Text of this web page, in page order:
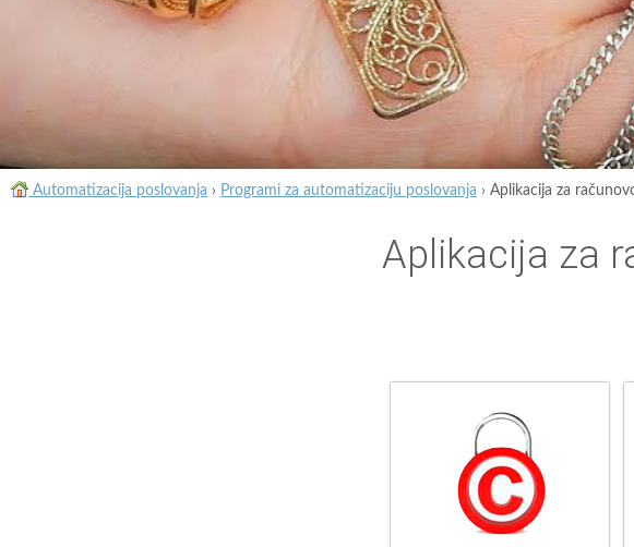
Automatizacija poslovanja › Programi za automatizaciju poslovanja › Aplikacija za
Aplikacija za